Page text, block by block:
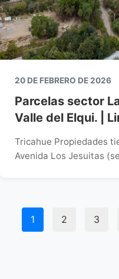
20 DE FEBRERO DE 2026
Parcelas sector
Valle del Elqui. |
Tricahue Propiedades
Avenida Los Jesuitas
Paginación
1 2 3